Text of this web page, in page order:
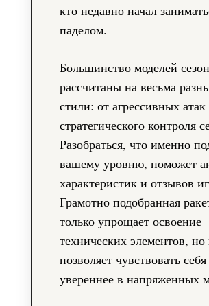
кто недавно начал
паделом.
Большинство моделей
рассчитаны на весьма
стили: от агрессивных
стратегического контроля
Разобраться, что именно
вашему уровню, поможет
характеристик и отзывов
Грамотно подобранная
только упрощает освоение
технических элементов, но
позволяет чувствовать себя
увереннее в напряженных